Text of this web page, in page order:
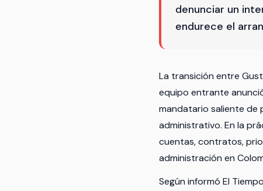
denunciar un
endurece el
La transición entre
equipo entrante
mandatario saliente de
administrativo. En la
cuentas, contratos,
administración en
Según informó El